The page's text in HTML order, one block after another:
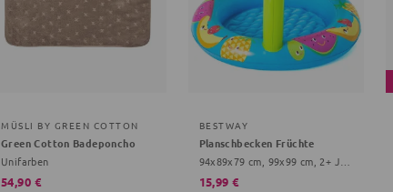
MÜSLI BY GREEN COTTON
Green Cotton Badeponcho
Unifarben
54,90 €
BESTWAY
Planschbecken Früchte
15,99 €